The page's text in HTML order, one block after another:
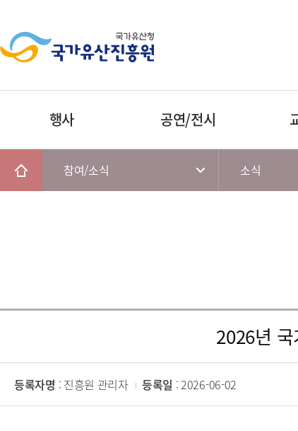
행사 공연/전시
참여/소식 소식
2026년
등록자명 : 진흥원 관리자 등록일 : 2026-06-02